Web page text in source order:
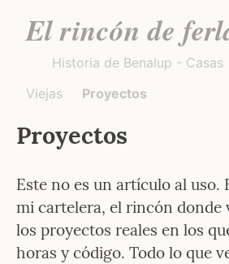
El rincón de
Historia de Benalup - Casas
Viejas
Proyectos
Proyectos
Este no es un artículo al uso.
mi cartelera, el rincón donde
los proyectos reales en los